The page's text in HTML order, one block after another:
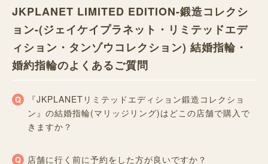
JKPLANET LIMITED EDITION-鍛造コレクシ
ョン-(ジェイケイプラネット・リミテッドエデ
ィション・タンゾウコレクション) 結婚指輪・
婚約指輪のよくあるご質問
『JKPLANETリミテッドエディション鍛造コレクショ
ン』の結婚指輪(マリッジリング)はどこの店舗で購入で
きますか？
店舗に行く前に予約をした方が良いですか？